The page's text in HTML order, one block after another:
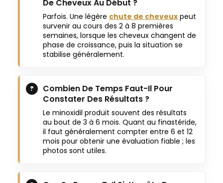
De Cheveux Au Début ?
Parfois. Une légère chute de cheveux peut
survenir au cours des 2 à 8 premières
semaines, lorsque les cheveux changent de
phase de croissance, puis la situation se
stabilise généralement.
Combien De Temps Faut-Il Pour
Constater Des Résultats ?
Le minoxidil produit souvent des résultats
au bout de 3 à 6 mois. Quant au finastéride,
il faut généralement compter entre 6 et 12
mois pour obtenir une évaluation fiable ; les
photos sont utiles.